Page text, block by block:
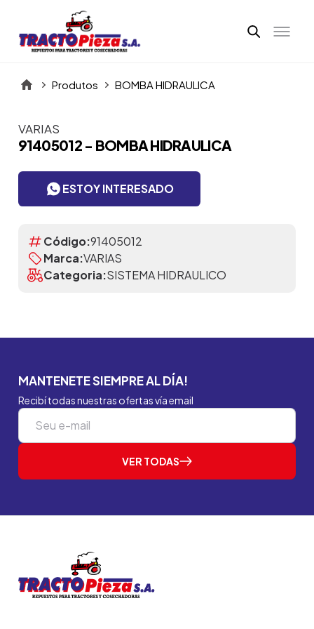
Produtos BOMBA HIDRAULICA
Itens da Galeria
VARIAS
91405012 - BOMBA HIDRAULICA
ESTOY INTERESADO
Código:91405012
Marca:VARIAS
Categoria:SISTEMA HIDRAULICO
MANTENETE SIEMPRE AL DÍA!
Recibí todas nuestras ofertas vía email
VER TODAS